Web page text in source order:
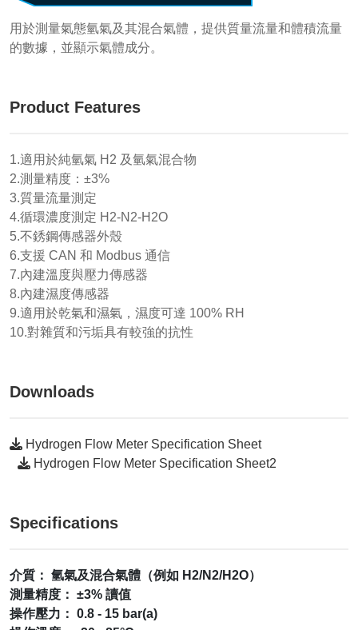
用於測量氣態氫氣及其混合氣體，提供質量流量和體積流量
的數據，並顯示氣體成分。
Product Features
1.適用於純氫氣 H2 及氫氣混合物
2.測量精度：±3%
3.質量流量測定
4.循環濃度測定 H2-N2-H2O
5.不銹鋼傳感器外殼
6.支援 CAN 和 Modbus 通信
7.內建溫度與壓力傳感器
8.內建濕度傳感器
9.適用於乾氣和濕氣，濕度可達 100% RH
10.對雜質和污垢具有較強的抗性
Downloads
Hydrogen Flow Meter Specification Sheet
Hydrogen Flow Meter Specification Sheet2
Specifications
介質： 氫氣及混合氣體（例如 H2/N2/H2O）
測量精度： ±3% 讀值
操作壓力： 0.8 - 15 bar(a)